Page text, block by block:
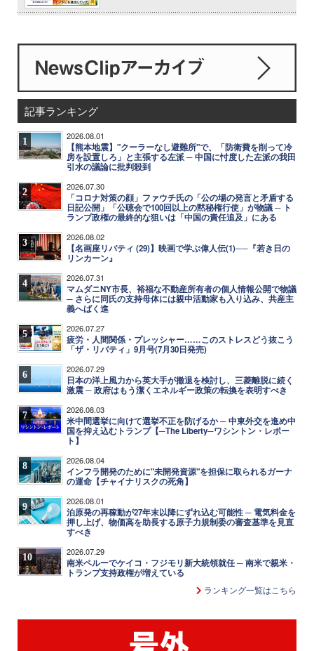
記事ランキング
1 2026.08.01
【熊本地震】"クーラーなし避難所"で、「防衛費を削って冷
房を設置しろ」と主張する左派 ─ 中国に忖度した左派の我田
引水の議論に批判殺到
2 2026.07.30
「コロナ対策の顔」ファウチ氏の「公の場の発言と矛盾する
日記公開」「公聴会で100回以上の黙秘権行使」が物議 ─ ト
ランプ政権の最終的な狙いは「中国の責任追及」にある
3 2026.08.02
【名画座リバティ (29)】映画で学ぶ偉人伝(1)──『若き日の
リンカーン』
4 2026.07.31
マムダニNY市長、裕福な不動産所有者の個人情報公開で物議
─ さらに同氏の支持母体には親中活動家も入り込み、共産主
義へばく進
5 2026.07.27
疲労・人間関係・プレッシャー……このストレスどう抜こう
「ザ・リバティ」9月号(7月30日発売)
6 2026.07.29
日本の洋上風力から英大手が撤退を検討し、三菱離脱に続く
激震 ─ 政府はもう潔くエネルギー政策の転換を表明すべき
7 2026.08.03
米中間選挙に向けて選挙不正を防げるか ─ 中東外交を進め中
国を抑え込むトランプ【─The Liberty─ワシントン・レポー
ト】
8 2026.08.04
インフラ開発のために"未開発資源"を担保に取られるガーナ
の運命【チャイナリスクの死角】
9 2026.08.01
泊原発の再稼動が27年末以降にずれ込む可能性 ─ 電気料金を
押し上げ、物価高を助長する原子力規制委の審査基準を見直
すべき
10 2026.07.29
南米ペルーでケイコ・フジモリ新大統領就任 ─ 南米で親米・
トランプ支持政権が増えている
ランキング一覧はこちら